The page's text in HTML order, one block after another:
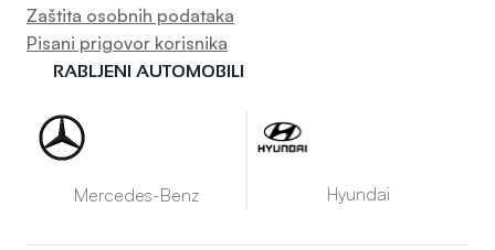
Zaštita osobnih podataka
Pisani prigovor korisnika
RABLJENI AUTOMOBILI
Mercedes-Benz Hyundai